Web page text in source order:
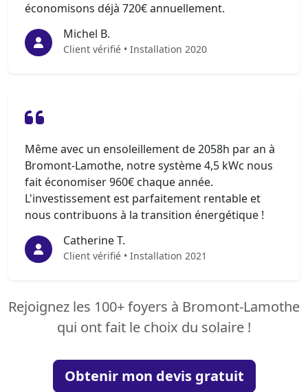
économisons déjà 720€ annuellement.
Michel B.
Client vérifié • Installation 2020
Même avec un ensoleillement de 2058h par an à
Bromont-Lamothe, notre système 4,5 kWc nous
fait économiser 960€ chaque année.
L'investissement est parfaitement rentable et
nous contribuons à la transition énergétique !
Catherine T.
Client vérifié • Installation 2021
Rejoignez les 100+ foyers à Bromont-Lamothe
qui ont fait le choix du solaire !
Obtenir mon devis gratuit